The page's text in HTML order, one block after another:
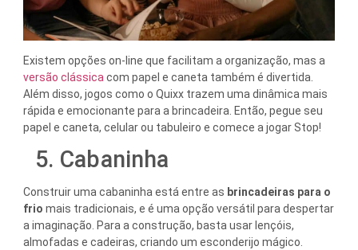
Existem opções on-line que facilitam a organização, mas a
versão clássica com papel e caneta também é divertida.
Além disso, jogos como o Quixx trazem uma dinâmica mais
rápida e emocionante para a brincadeira. Então, pegue seu
papel e caneta, celular ou tabuleiro e comece a jogar Stop!
5. Cabaninha
Construir uma cabaninha está entre as brincadeiras para o
frio mais tradicionais, e é uma opção versátil para despertar
a imaginação. Para a construção, basta usar lençóis,
almofadas e cadeiras, criando um esconderijo mágico.